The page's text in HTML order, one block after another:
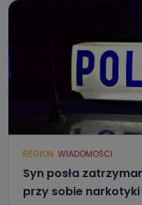
REGION WIADOMOŚCI
Syn posła
przy sobie narkotyki